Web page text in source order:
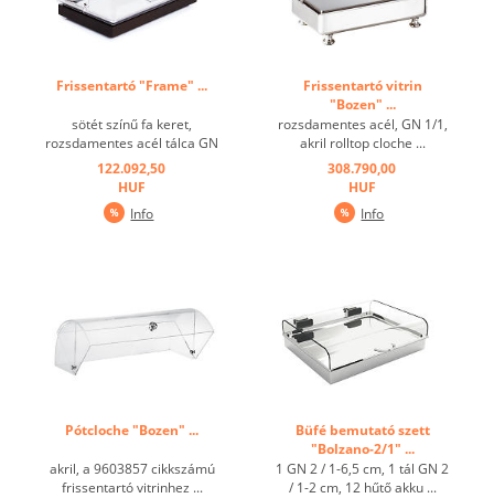
Frissentartó "Frame" ...
sötét színű fa keret,
rozsdamentes acél tálca GN
1/1, rolltop cloche, hűtőakku
...
122.092,50
HUF
Info
Frissentartó vitrin
"Bozen" ...
rozsdamentes acél, GN 1/1,
akril rolltop cloche ...
308.790,00
HUF
Info
Pótcloche "Bozen" ...
akril, a 9603857 cikkszámú
frissentartó vitrinhez ...
Büfé bemutató szett
"Bolzano-2/1" ...
1 GN 2 / 1-6,5 cm, 1 tál GN 2
/ 1-2 cm, 12 hűtő akku ...